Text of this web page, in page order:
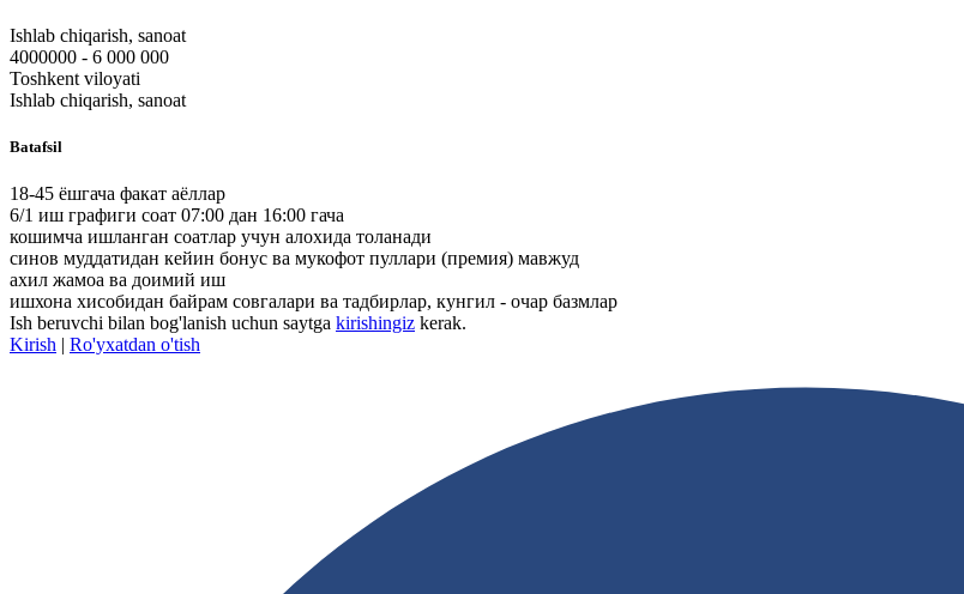
Ishlab chiqarish, sanoat
4000000 - 6 000 000
Toshkent viloyati
Ishlab chiqarish, sanoat
Batafsil
18-45 ёшгача факат аёллар
6/1 иш графиги соат 07:00 дан 16:00 гача
кошимча ишланган соатлар учун алохида толанади
синов муддатидан кейин бонус ва мукофот пуллари (премия) мавжуд
ахил жамоа ва доимий иш
ишхона хисобидан байрам совгалари ва тадбирлар, кунгил - очар базмлар
Ish beruvchi bilan bog'lanish uchun saytga kirishingiz kerak.
Kirish | Ro'yxatdan o'tish